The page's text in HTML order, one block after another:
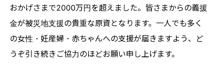
おかげさまで2000万円を超えました。皆さまからの義援
金が被災地支援の貴重な原資となります。一人でも多く
の女性・妊産婦・赤ちゃんへの支援が届きますよう、ど
うぞ引き続きご協力のほどお願い申し上げます。